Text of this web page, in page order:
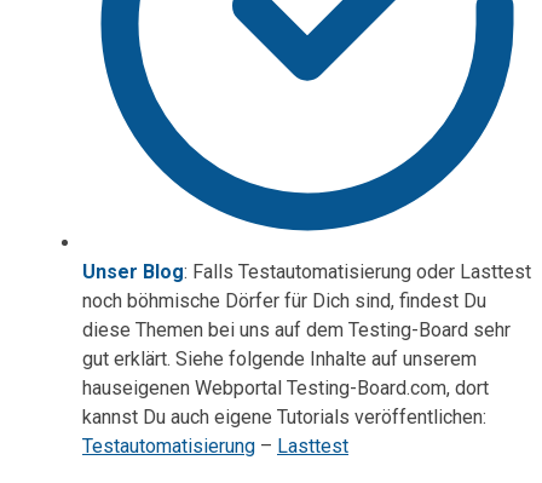
Unser Blog: Falls Testautomatisierung oder Lasttest
noch böhmische Dörfer für Dich sind, findest Du
diese Themen bei uns auf dem Testing-Board sehr
gut erklärt. Siehe folgende Inhalte auf unserem
hauseigenen Webportal Testing-Board.com, dort
kannst Du auch eigene Tutorials veröffentlichen:
Testautomatisierung – Lasttest